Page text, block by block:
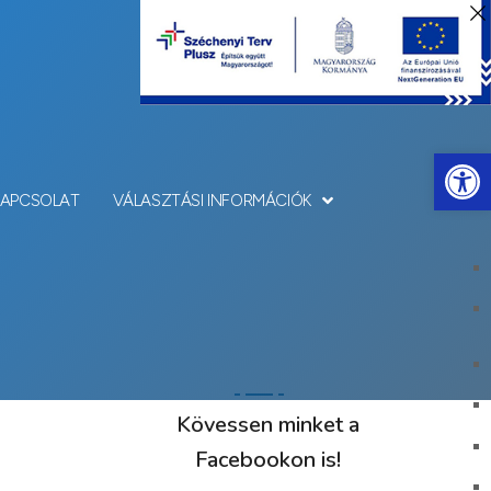
VÁLASZTÁSI INFORMÁCIÓK
Kövessen minket a
Facebookon is!